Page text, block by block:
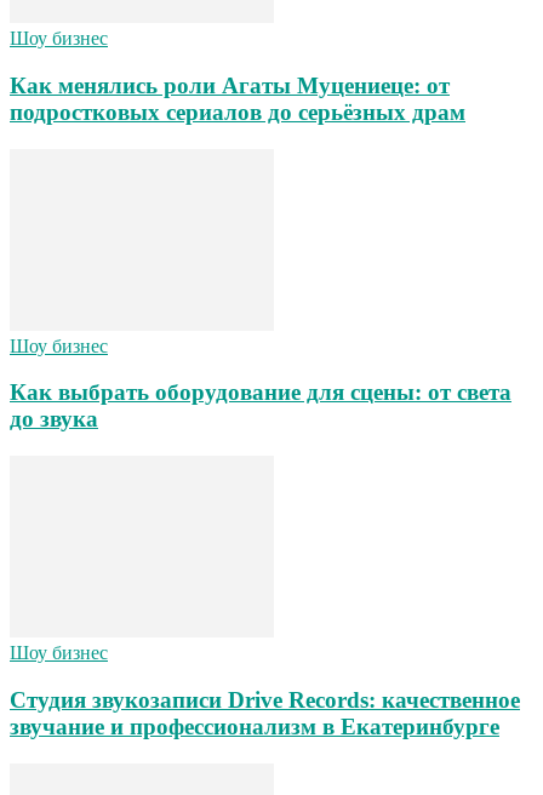
Шоу бизнес
Как менялись роли Агаты Муцениеце: от
подростковых сериалов до серьёзных драм
Шоу бизнес
Как выбрать оборудование для сцены: от света
до звука
Шоу бизнес
Студия звукозаписи Drive Records: качественное
звучание и профессионализм в Екатеринбурге